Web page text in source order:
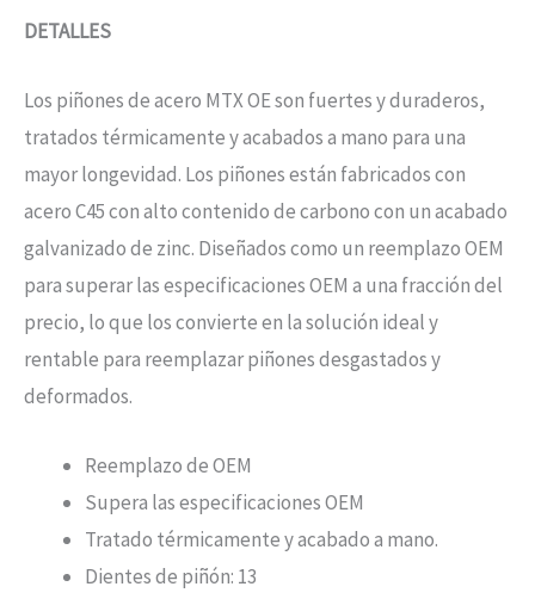
DETALLES
Los piñones de acero MTX OE son fuertes y duraderos,
tratados térmicamente y acabados a mano para una
mayor longevidad. Los piñones están fabricados con
acero C45 con alto contenido de carbono con un acabado
galvanizado de zinc. Diseñados como un reemplazo OEM
para superar las especificaciones OEM a una fracción del
precio, lo que los convierte en la solución ideal y
rentable para reemplazar piñones desgastados y
deformados.
Reemplazo de OEM
Supera las especificaciones OEM
Tratado térmicamente y acabado a mano.
Dientes de piñón: 13